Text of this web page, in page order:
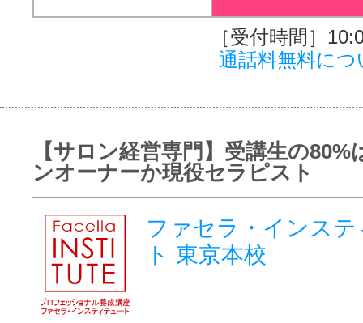
［受付時間］
通話料無料につ
【サロン経営専門】受講生の80%
ンオーナーか現役セラピスト
ファセラ・インス
ト 東京本校